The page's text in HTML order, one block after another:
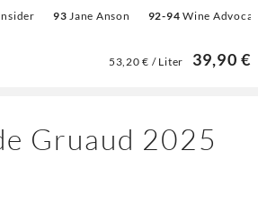
93 Jane Anson 92-94 Wine Advocate
53,20 € / Liter 39,90 €
Gruaud 2025